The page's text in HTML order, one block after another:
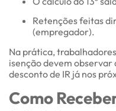
Retenções feitas
(empregador).
Na prática,
isenção devem observar
desconto de IR já nos
Como